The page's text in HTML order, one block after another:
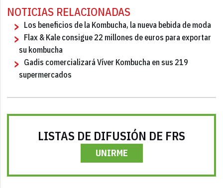
NOTICIAS RELACIONADAS
Los beneficios de la Kombucha, la nueva bebida de moda
Flax & Kale consigue 22 millones de euros para exportar
su kombucha
Gadis comercializará Víver Kombucha en sus 219
supermercados
LISTAS DE DIFUSIÓN DE FRS
UNIRME